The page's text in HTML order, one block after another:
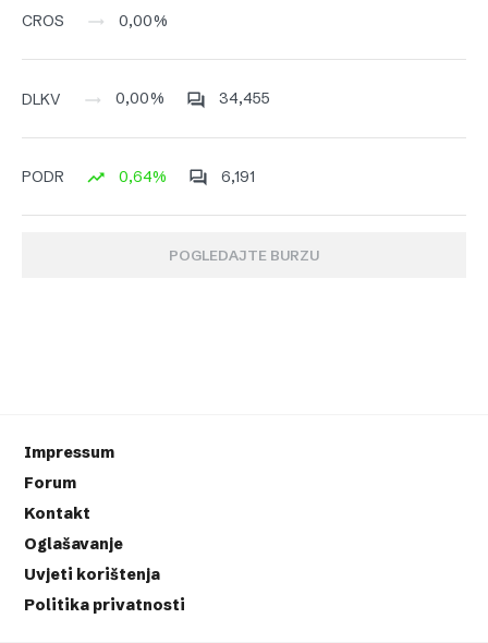
CROS 0,00%
DLKV 0,00% 34,455
PODR 0,64% 6,191
POGLEDAJTE BURZU
Impressum
Forum
Kontakt
Oglašavanje
Uvjeti korištenja
Politika privatnosti